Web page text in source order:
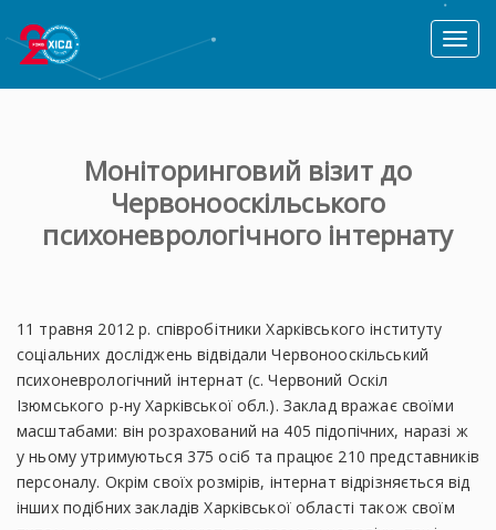
Toggle
Моніторинговий візит до
Червонооскільського
психоневрологічного інтернату
11 травня 2012 р. співробітники Харківського інституту
соціальних досліджень відвідали Червонооскільський
психоневрологічний інтернат (с. Червоний Оскіл
Ізюмського р-ну Харківської обл.). Заклад вражає своїми
масштабами: він розрахований на 405 підопічних, наразі ж
у ньому утримуються 375 осіб та працює 210 представників
персоналу. Окрім своїх розмірів, інтернат відрізняється від
інших подібних закладів Харківської області також своїм